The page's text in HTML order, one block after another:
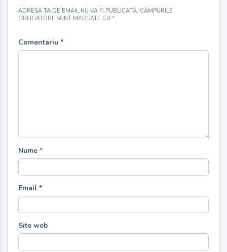
ADRESA TA DE EMAIL NU VA FI PUBLICATĂ. CÂMPURILE
OBLIGATORII SUNT MARCATE CU *
Comentariu *
Nume *
Email *
Site web